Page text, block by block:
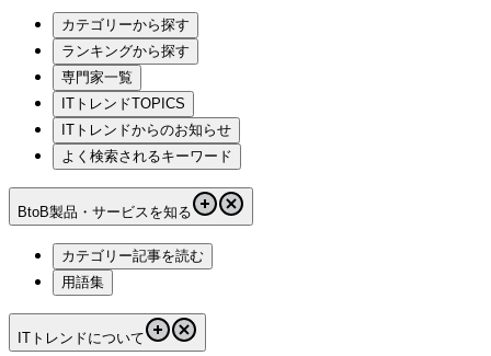
カテゴリーから探す
ランキングから探す
専門家一覧
ITトレンドTOPICS
ITトレンドからのお知らせ
よく検索されるキーワード
BtoB製品・サービスを知る
カテゴリー記事を読む
用語集
ITトレンドについて